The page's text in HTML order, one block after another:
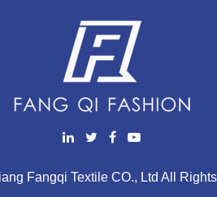
Fangqi Textile CO., Ltd All